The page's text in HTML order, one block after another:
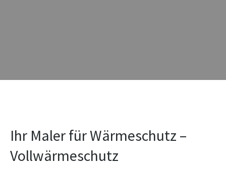
Ihr Maler für Wärmeschutz –
Vollwärmeschutz